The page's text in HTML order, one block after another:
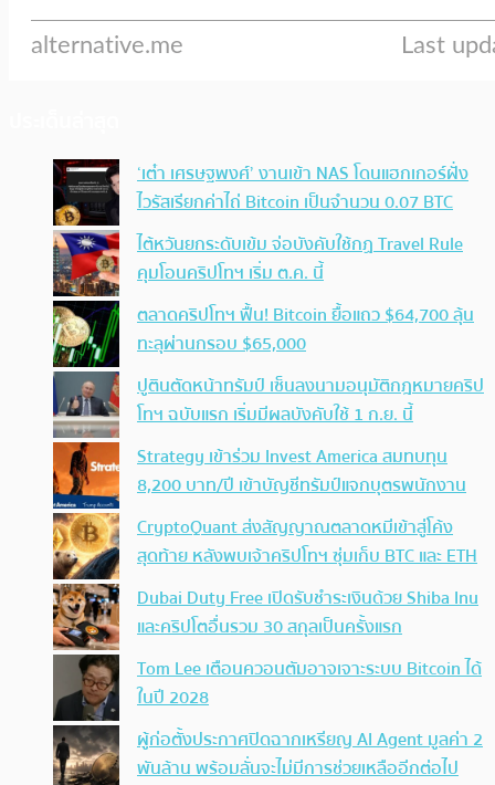
‘เต๋า เศรษฐพงศ์’ งานเข้า NAS โดนแฮกเกอร์ฝั่ง
ไวรัสเรียกค่าไถ่ Bitcoin เป็นจำนวน 0.07 BTC
ไต้หวันยกระดับเข้ม จ่อบังคับใช้กฏ Travel Rule
คุมโอนคริปโทฯ เริ่ม ต.ค. นี้
ตลาดคริปโทฯ ฟื้น! Bitcoin ยื้อแถว $64,700 ลุ้น
ทะลุผ่านกรอบ $65,000
ปูตินตัดหน้าทรัมป์ เซ็นลงนามอนุมัติกฎหมายคริป
โทฯ ฉบับแรก เริ่มมีผลบังคับใช้ 1 ก.ย. นี้
Strategy เข้าร่วม Invest America สมทบทุน
8,200 บาท/ปี เข้าบัญชีทรัมป์แจกบุตรพนักงาน
CryptoQuant ส่งสัญญาณตลาดหมีเข้าสู่โค้ง
สุดท้าย หลังพบเจ้าคริปโทฯ ซุ่มเก็บ BTC และ ETH
Dubai Duty Free เปิดรับชำระเงินด้วย Shiba Inu
และคริปโตอื่นรวม 30 สกุลเป็นครั้งแรก
Tom Lee เตือนควอนตัมอาจเจาะระบบ Bitcoin ได้
ในปี 2028
ผู้ก่อตั้งประกาศปิดฉากเหรียญ AI Agent มูลค่า 2
พันล้าน พร้อมลั่นจะไม่มีการช่วยเหลืออีกต่อไป